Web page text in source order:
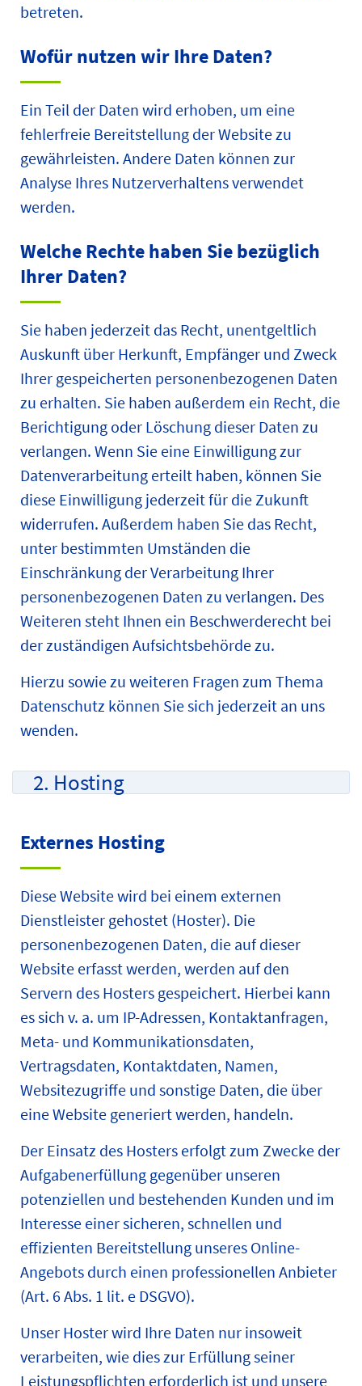
betreten.
Wofür nutzen wir Ihre Daten?
Ein Teil der Daten wird erhoben, um eine
fehlerfreie Bereitstellung der Website zu
gewährleisten. Andere Daten können zur
Analyse Ihres Nutzerverhaltens verwendet
werden.
Welche Rechte haben Sie bezüglich
Ihrer Daten?
Sie haben jederzeit das Recht, unentgeltlich
Auskunft über Herkunft, Empfänger und Zweck
Ihrer gespeicherten personenbezogenen Daten
zu erhalten. Sie haben außerdem ein Recht, die
Berichtigung oder Löschung dieser Daten zu
verlangen. Wenn Sie eine Einwilligung zur
Datenverarbeitung erteilt haben, können Sie
diese Einwilligung jederzeit für die Zukunft
widerrufen. Außerdem haben Sie das Recht,
unter bestimmten Umständen die
Einschränkung der Verarbeitung Ihrer
personenbezogenen Daten zu verlangen. Des
Weiteren steht Ihnen ein Beschwerderecht bei
der zuständigen Aufsichtsbehörde zu.
Hierzu sowie zu weiteren Fragen zum Thema
Datenschutz können Sie sich jederzeit an uns
wenden.
2. Hosting
Externes Hosting
Diese Website wird bei einem externen
Dienstleister gehostet (Hoster). Die
personenbezogenen Daten, die auf dieser
Website erfasst werden, werden auf den
Servern des Hosters gespeichert. Hierbei kann
es sich v. a. um IP-Adressen, Kontaktanfragen,
Meta- und Kommunikationsdaten,
Vertragsdaten, Kontaktdaten, Namen,
Websitezugriffe und sonstige Daten, die über
eine Website generiert werden, handeln.
Der Einsatz des Hosters erfolgt zum Zwecke der
Aufgabenerfüllung gegenüber unseren
potenziellen und bestehenden Kunden und im
Interesse einer sicheren, schnellen und
effizienten Bereitstellung unseres Online-
Angebots durch einen professionellen Anbieter
(Art. 6 Abs. 1 lit. e DSGVO).
Unser Hoster wird Ihre Daten nur insoweit
verarbeiten, wie dies zur Erfüllung seiner
Leistungspflichten erforderlich ist und unsere